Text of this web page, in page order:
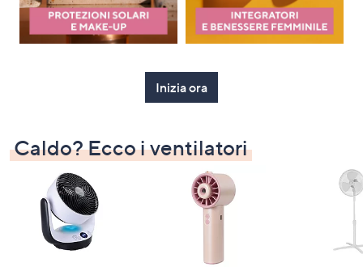
Inizia ora
Caldo? Ecco i ventilatori